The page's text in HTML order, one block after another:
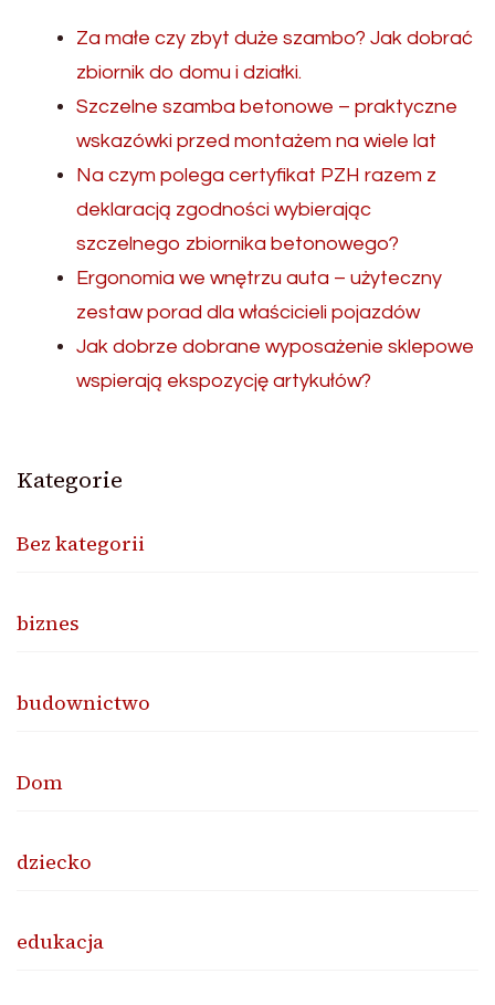
Za małe czy zbyt duże szambo? Jak dobrać
zbiornik do domu i działki.
Szczelne szamba betonowe – praktyczne
wskazówki przed montażem na wiele lat
Na czym polega certyfikat PZH razem z
deklaracją zgodności wybierając
szczelnego zbiornika betonowego?
Ergonomia we wnętrzu auta – użyteczny
zestaw porad dla właścicieli pojazdów
Jak dobrze dobrane wyposażenie sklepowe
wspierają ekspozycję artykułów?
Kategorie
Bez kategorii
biznes
budownictwo
Dom
dziecko
edukacja